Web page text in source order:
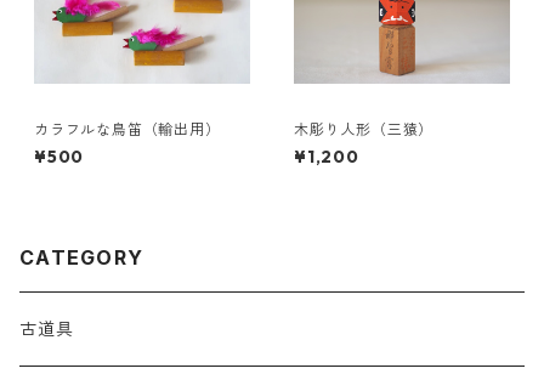
カラフルな鳥笛（輸出用）
¥500
木彫り人形（三猿）
¥1,200
CATEGORY
古道具